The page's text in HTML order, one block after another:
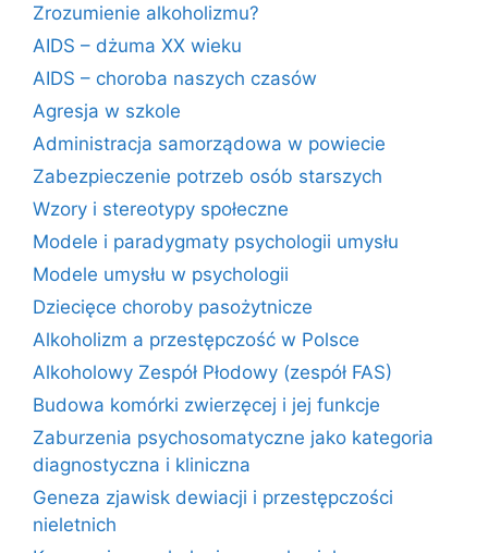
Zrozumienie alkoholizmu?
AIDS – dżuma XX wieku
AIDS – choroba naszych czasów
Agresja w szkole
Administracja samorządowa w powiecie
Zabezpieczenie potrzeb osób starszych
Wzory i stereotypy społeczne
Modele i paradygmaty psychologii umysłu
Modele umysłu w psychologii
Dziecięce choroby pasożytnicze
Alkoholizm a przestępczość w Polsce
Alkoholowy Zespół Płodowy (zespół FAS)
Budowa komórki zwierzęcej i jej funkcje
Zaburzenia psychosomatyczne jako kategoria
diagnostyczna i kliniczna
Geneza zjawisk dewiacji i przestępczości
nieletnich